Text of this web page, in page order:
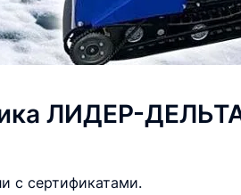
ЛИДЕР-
с сертификатами.